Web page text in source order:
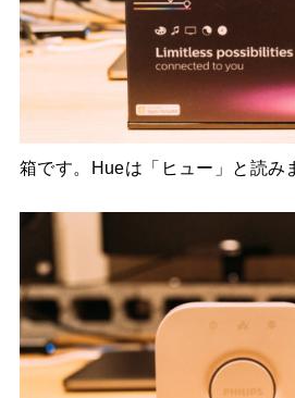
箱です。Hueは「ヒュー」と読み